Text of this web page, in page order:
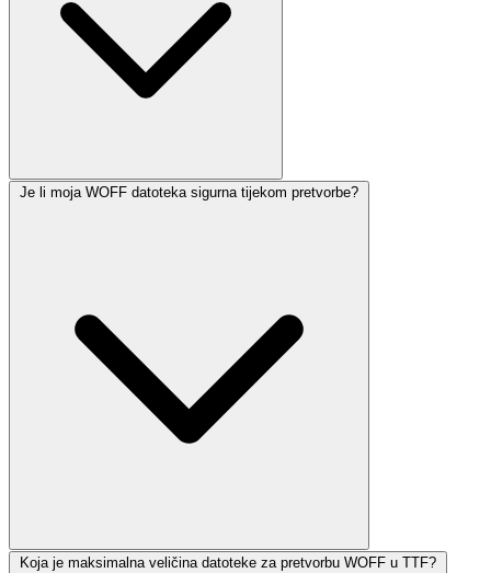
Je li moja WOFF datoteka sigurna tijekom pretvorbe?
Koja je maksimalna veličina datoteke za pretvorbu WOFF u TTF?